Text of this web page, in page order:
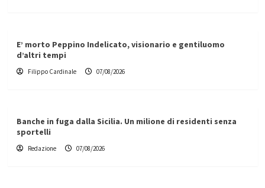
E’ morto Peppino Indelicato, visionario e gentiluomo
d’altri tempi
Filippo Cardinale 07/08/2026
Banche in fuga dalla Sicilia. Un milione di residenti senza
sportelli
Redazione 07/08/2026